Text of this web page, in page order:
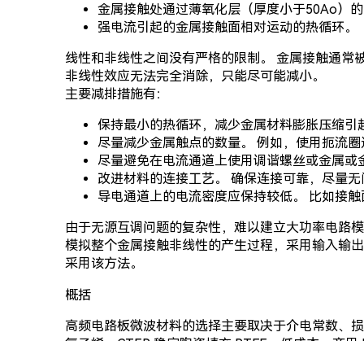
金属接触处通过薄氧化层（厚度小于50Ao）
强电流引起的金属接触面相对运动的热循环。
线性和非线性之间没有严格的限制。 金属接触通
非线性效应无法完全消除，只能尽可能减小。
主要减排措施有：
保持最小的热循环，减少金属材料膨胀压缩引
尽量减少金属触点的数量。 例如，使用扼流
尽量避免在电流通道上使用调谐螺丝或金属
改进材料的连接工艺。 确保连接可靠，尽量
导电通道上的电流密度应保持较低。 比如接
由于无源互调问题的复杂性，难以建立大功率电路
模拟整个金属接触非线性的产生过程，采用输入输
采用该方法。
概括
高频电路板微波材料的选择主要取决于介电常数、